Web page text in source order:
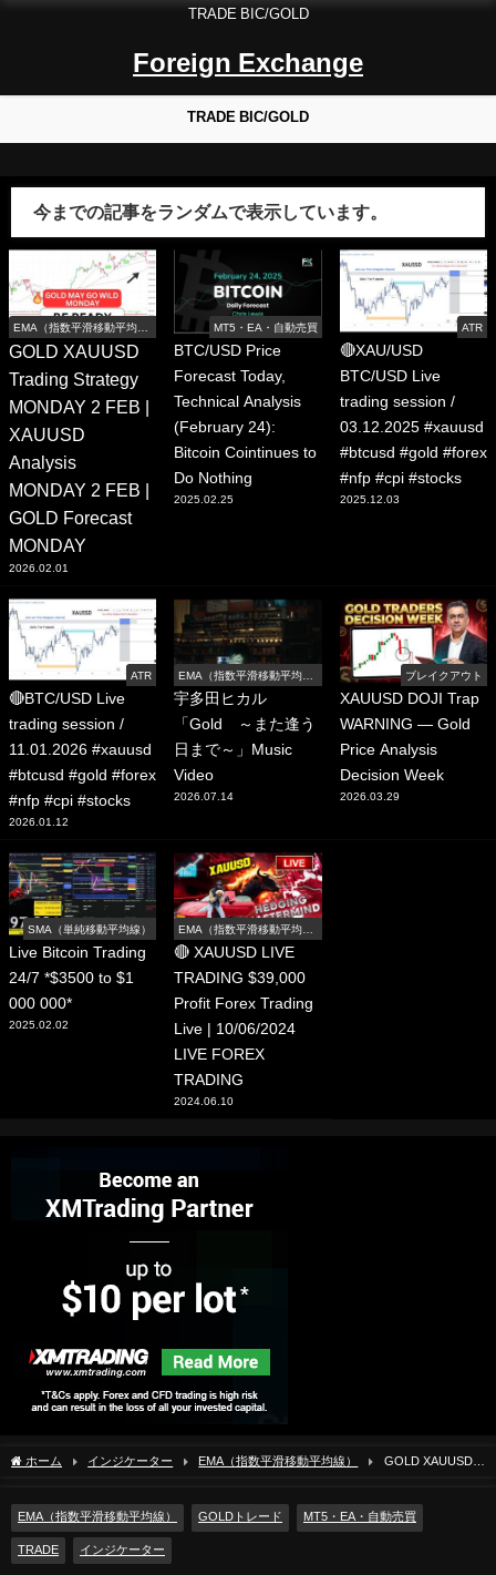
TRADE BIC/GOLD
Foreign Exchange
TRADE BIC/GOLD
今までの記事をランダムで表示しています。
EMA（指数平滑移動平均
線）
GOLD XAUUSD
Trading Strategy
MONDAY 2 FEB |
XAUUSD
Analysis
MONDAY 2 FEB |
GOLD Forecast
MONDAY
2026.02.01
MT5・EA・自動売買
BTC/USD Price
Forecast Today,
Technical Analysis
(February 24):
Bitcoin Cointinues to
Do Nothing
2025.02.25
ATR
🔴XAU/USD
BTC/USD Live
trading session /
03.12.2025 #xauusd
#btcusd #gold #forex
#nfp #cpi #stocks
2025.12.03
ATR
🔴BTC/USD Live
trading session /
11.01.2026 #xauusd
#btcusd #gold #forex
#nfp #cpi #stocks
2026.01.12
EMA（指数平滑移動平均
線）
宇多田ヒカル
「Gold ～また逢う
日まで～」Music
Video
2026.07.14
ブレイクアウト
XAUUSD DOJI Trap
WARNING — Gold
Price Analysis
Decision Week
2026.03.29
SMA（単純移動平均線）
Live Bitcoin Trading
24/7 *$3500 to $1
000 000*
2025.02.02
EMA（指数平滑移動平均
線）
🔴 XAUUSD LIVE
TRADING $39,000
Profit Forex Trading
Live | 10/06/2024
LIVE FOREX
TRADING
2024.06.10
ホーム インジケーター EMA（指数平滑移動平均線）
GOLD XAUUSD
EMA（指数平滑移動平均線）
GOLDトレード MT5・EA・自動売買
TRADE インジケーター